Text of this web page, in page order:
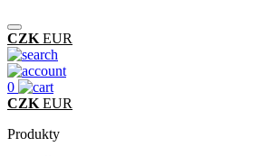
CZK EUR
0
CZK EUR
Produkty